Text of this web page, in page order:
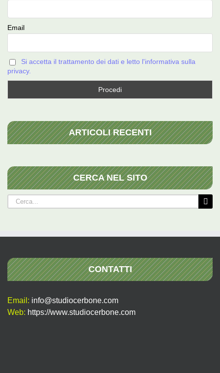
Email
Si accetta il trattamento dei dati e letto l'informativa sulla
privacy.
ARTICOLI RECENTI
CERCA NEL SITO
Cerca
per:
CONTATTI
Email: info@studiocerbone.com
Web: https://www.studiocerbone.com